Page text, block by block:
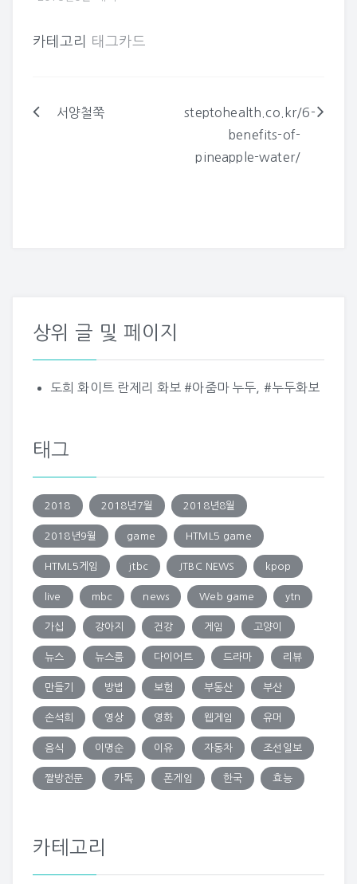
카테고리 태그카드
글
서양철쭉
steptohealth.co.kr/6-
benefits-of-
pineapple-water/
상위 글 및 페이지
도희 화이트 란제리 화보 #아줌마 누두, #누두화보
태그
2018 2018년7월 2018년8월
2018년9월 game HTML5 game
HTML5게임 jtbc JTBC NEWS kpop
live mbc news Web game ytn
가십 강아지 건강 게임 고양이
뉴스 뉴스룸 다이어트 드라마 리뷰
만들기 방법 보험 부동산 부산
손석희 영상 영화 웹게임 유머
음식 이명순 이유 자동차 조선일보
짤방전문 카톡 폰게임 한국 효능
카테고리